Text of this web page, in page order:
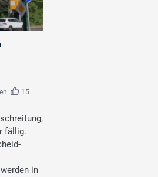
15
fällig.
in